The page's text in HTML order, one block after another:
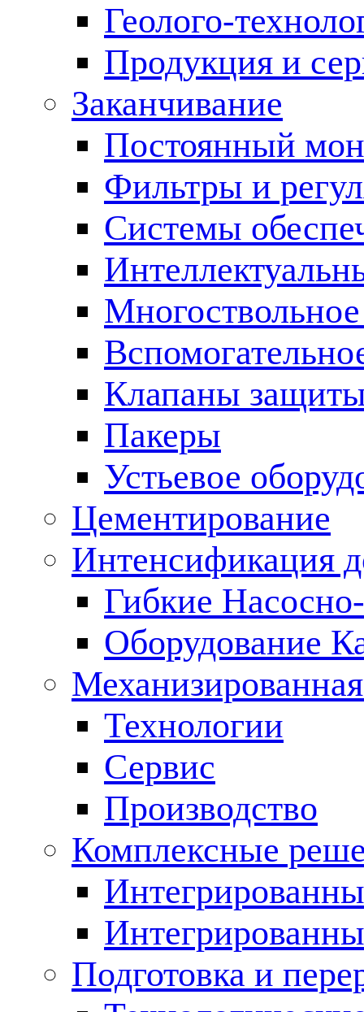
Геолого-
Продукция и
Заканчивание
Постоянный
Фильтры и
Cистемы
Клапаны
Пакеры
Устьевое
Цементирование
Интенсификация
Гибкие
Оборудование
Технологии
Сервис
Производство
Комплексные
Подготовка и